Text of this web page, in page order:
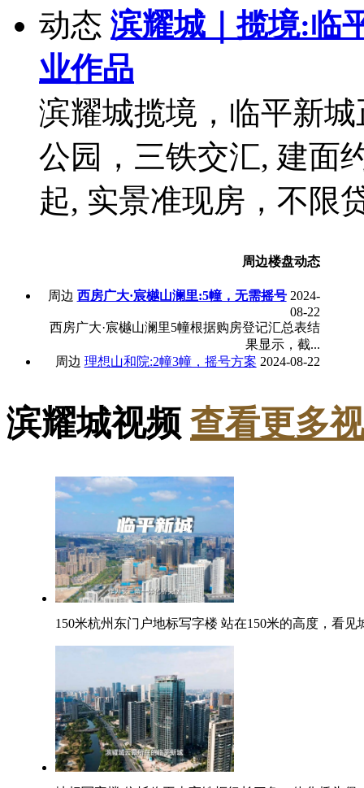
动态 滨耀城｜揽境:临
业作品
滨耀城揽境，临平新
公园，三铁交汇, 建面
起, 实景准现房，不限
周边楼盘动态
周边 西房广大·宸樾山澜里:5幢，无需摇号 2024-
08-22
西房广大·宸樾山澜里5幢根据购房登记汇总表结
果显示，截...
周边 理想山和院:2幢3幢，摇号方案 2024-08-22
滨耀城视频 查看更多
150米杭州东门户地标写字楼 站在150米的高度，看